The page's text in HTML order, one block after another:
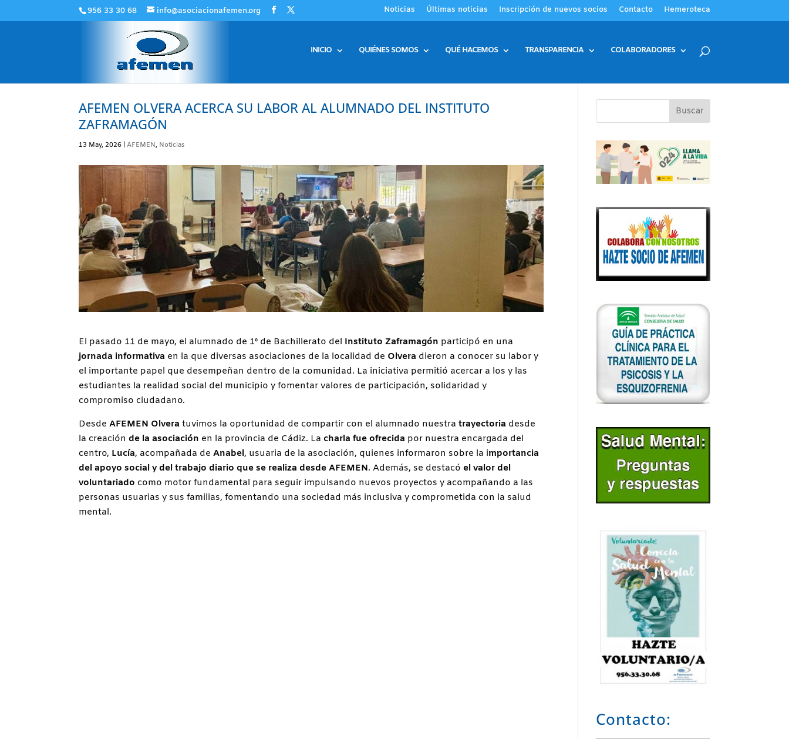
956 33 30 68 info@asociacionafemen.org Noticias Últimas noticias Inscripción de nuevos socios Contacto Hemeroteca
INICIO QUIÉNES SOMOS QUÉ HACEMOS TRANSPARENCIA COLABORADORES
AFEMEN OLVERA ACERCA SU LABOR AL ALUMNADO DEL INSTITUTO
ZAFRAMAGÓN
13 May, 2026 |AFEMEN, Noticias
El pasado 11 de mayo, el alumnado de 1º de Bachillerato del Instituto Zaframagón participó en una
jornada informativa en la que diversas asociaciones de la localidad de Olvera dieron a conocer su labor y
el importante papel que desempeñan dentro de la comunidad. La iniciativa permitió acercar a los y las
estudiantes la realidad social del municipio y fomentar valores de participación, solidaridad y
compromiso ciudadano.
DesdeAFEMEN Olvera tuvimos la oportunidad de compartir con el alumnado nuestratrayectoria desde
la creaciónde la asociación en la provincia de Cádiz. La charla fue ofrecida por nuestra encargada del
centro, Lucía, acompañada deAnabel, usuaria de la asociación, quienes informaron sobre la importancia
del apoyo social y del trabajo diario que se realiza desde AFEMEN. Además, se destacó el valor del
voluntariado como motor fundamental para seguir impulsando nuevos proyectos y acompañando a las
personas usuarias y sus familias, fomentando una sociedad más inclusiva y comprometida con la salud
mental.
Contacto: